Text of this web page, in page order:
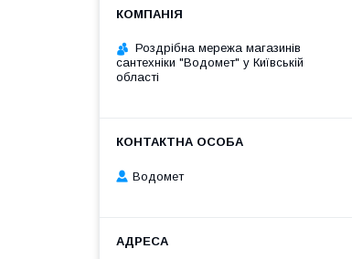
Роздрібна мережа магазинів
сантехніки "Водомет" у Київській
області
Водомет